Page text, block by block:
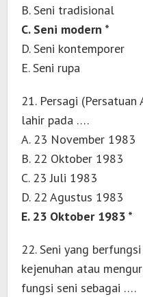
B. Seni tradisional
C. Seni modern *
D. Seni kontemporer
E. Seni rupa
21. Persagi
lahir pada ….
A. 23 November 1983
B. 22 Oktober 1983
C. 23 Juli 1983
D. 22 Agustus 1983
E. 23 Oktober 1983 *
22. Seni yang
kejenuhan atau
fungsi seni sebagai ….